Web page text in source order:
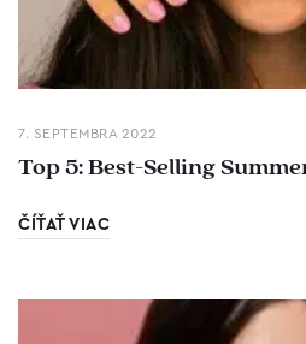
7. SEPTEMBRA 2022
Top 5: Best-Selling
ČÍŤAŤ VIAC